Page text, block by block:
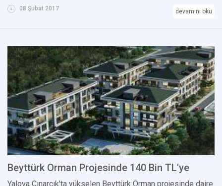
08 Şubat 2017 devamını oku
Beyttürk Orman Projesinde 140 Bin TL'ye
Yalova Çınarcık'ta yükselen Beyttürk Orman projesinde daire